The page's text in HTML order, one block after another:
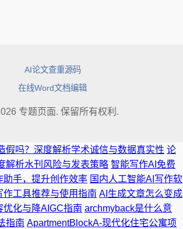
AI论文查重源码
在线Word文档编辑
专题页面. 保留所有权利.
假吗？深度解析学术诚信与数据真实性 论
解析水刊风险与发表策略 智能写作AI免费
助手，提升创作效率 国内人工智能AI写作软
作工具推荐与使用指南 AI生成文章怎么变成
优化与降AIGC指南 archmyback是什么意
指南 ApartmentBlockA-现代化住宅公寓项